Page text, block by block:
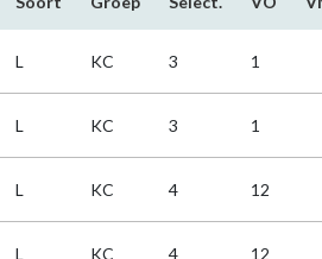
L KC 3 1
L KC 3 1
L KC 4 12
L KC 4 12